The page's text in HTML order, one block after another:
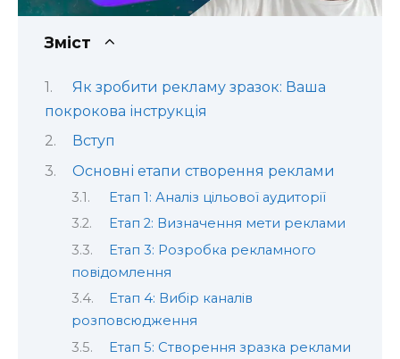
Зміст
Як зробити рекламу зразок: Ваша
покрокова інструкція
Вступ
Основні етапи створення реклами
Етап 1: Аналіз цільової аудиторії
Етап 2: Визначення мети реклами
Етап 3: Розробка рекламного
повідомлення
Етап 4: Вибір каналів
розповсюдження
Етап 5: Створення зразка реклами